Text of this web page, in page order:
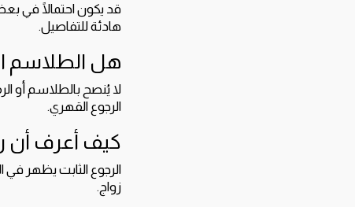
قد يكون احتمالًا في
هادئة للتفاصيل.
هل الطلاسم
لا يُنصح بالطلاسم أو
الرجوع القهري.
كيف أعرف أن
الرجوع الثابت يظهر في
زواج.